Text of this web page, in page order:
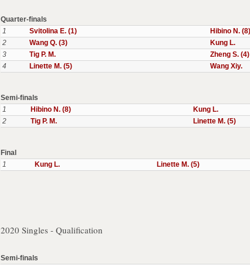
Quarter-finals
1
Svitolina E. (1) Hibino N. (8)
2
Wang Q. (3) Kung L.
3
Tig P. M. Zheng S. (4)
4
Linette M. (5) Wang Xiy.
Semi-finals
1
Hibino N. (8) Kung L.
2
Tig P. M. Linette M. (5)
Final
1
Kung L. Linette M. (5)
2020 Singles - Qualification
Semi-finals